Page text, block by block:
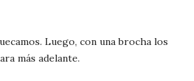
Luego, con una brocha los
más adelante.